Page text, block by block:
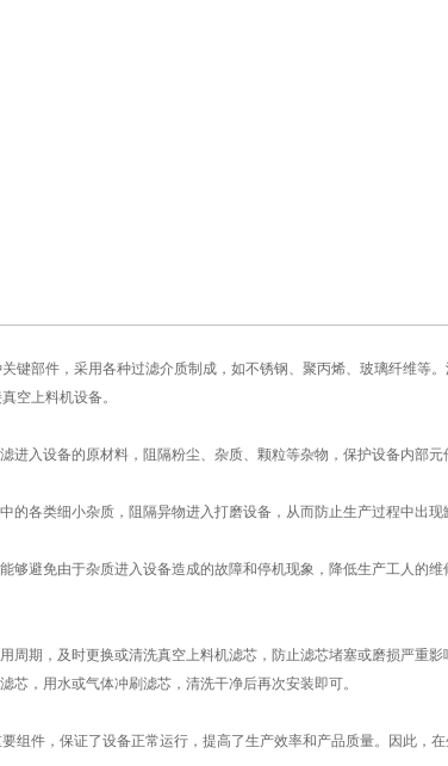
键部件，采用各种过滤介质制成，如不锈钢、聚丙烯、玻璃纤维等
空上料机设备。
进入设备的原材料，阻隔粉尘、杂质、颗粒等杂物，保护设备内部
的各类细小杂质，阻隔异物进入打磨设备，从而防止生产过程中出
够避免由于杂质进入设备造成的故障和停机现象，降低生产工人的
周期，及时更换或清洗真空上料机滤芯，防止滤芯堵塞或磨损严重影
芯，用水或气体冲刷滤芯，清洗干净后再次安装即可。
组件，保证了设备正常运行，提高了生产效率和产品质量。因此，